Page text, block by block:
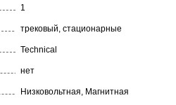
1
трековый, стационарные
Technical
нет
Низковольтная, Магнитная